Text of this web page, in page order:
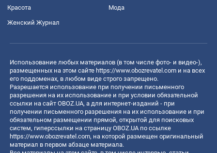
Красота Мода
Женский Журнал
Использование любых материалов (в том числе фото- и видео-),
размещенных на этом сайте https://www.obozrevatel.com и на всех
его поддоменах, в любом виде строго запрещено.
Разрешается использование при получении письменного
разрешения на их использование и при условии обязательной
ссылки на сайт OBOZ.UA, а для интернет-изданий - при
получении письменного разрешения на их использование и при
обязательном размещении прямой, открытой для поисковых
систем, гиперссылки на страницу OBOZ.UA по ссылке
https://www.obozrevatel.com, на которой размещен оригинальный
материал в первом абзаце материала.